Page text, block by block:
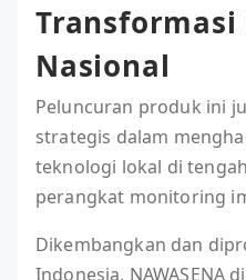
Transformasi
Nasional
Peluncuran produk ini
strategis dalam
teknologi lokal di
perangkat monitoring
Dikembangkan dan
Indonesia, NAWASENA